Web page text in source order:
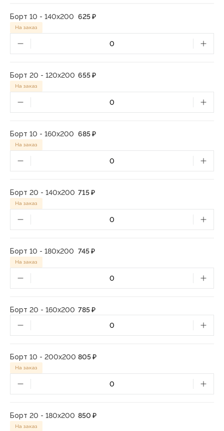
Борт 10 - 140х200
На заказ
625 ₽
Борт 20 - 120х200
На заказ
655 ₽
Борт 10 - 160х200
На заказ
685 ₽
Борт 20 - 140х200
На заказ
715 ₽
Борт 10 - 180х200
На заказ
745 ₽
Борт 20 - 160х200 785 ₽
Борт 10 - 200х200
На заказ
805 ₽
Борт 20 - 180х200
На заказ
850 ₽